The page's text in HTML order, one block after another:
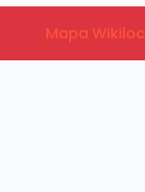
Mapa Wikiloc